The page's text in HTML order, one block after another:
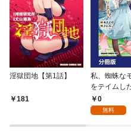
淫獄団地【第1話】
181
私、蜘蛛な
をテイムし
パイダーシ
を頑張りま
0
無料